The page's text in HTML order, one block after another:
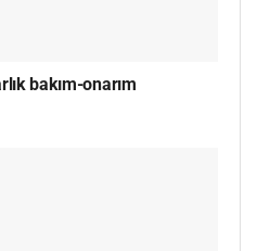
bakım-onarım